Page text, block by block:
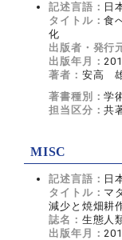
記述言語： 日
タイトル：食
化
出版者・発行
出版年月：
著者： 安高
著書種別：学
担当区分：共
MISC
記述言語： 日
タイトル： マ
減少と焼畑耕
誌名： 生態人
出版年月：